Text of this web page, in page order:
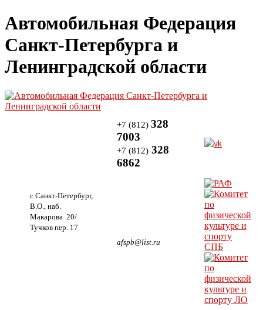
Автомобильная Федерация
Санкт-Петербурга и
Ленинградской области
г. Санкт-Петербург,
В.О., наб.
Макарова 20/
Тучков пер. 17
+7 (812) 328
7003
+7 (812) 328
6862
afspb@list.ru